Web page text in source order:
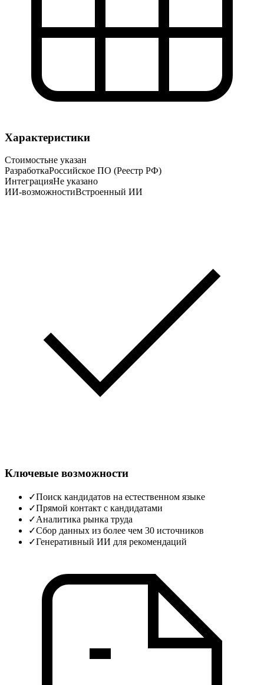
Характеристики
Стоимостьне указан
РазработкаРоссийское ПО (Реестр РФ)
ИнтеграцияНе указано
ИИ-возможностиВстроенный ИИ
Ключевые возможности
✓Поиск кандидатов на естественном языке
✓Прямой контакт с кандидатами
✓Аналитика рынка труда
✓Сбор данных из более чем 30 источников
✓Генеративный ИИ для рекомендаций